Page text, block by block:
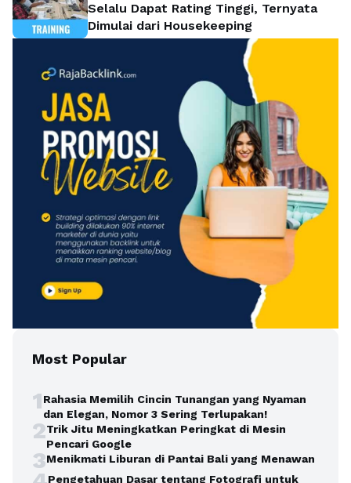
Selalu Dapat Rating Tinggi, Ternyata
Dimulai dari Housekeeping
Most Popular
1Rahasia Memilih Cincin Tunangan yang Nyaman
dan Elegan, Nomor 3 Sering Terlupakan!
2Trik Jitu Meningkatkan Peringkat di Mesin
Pencari Google
3Menikmati Liburan di Pantai Bali yang Menawan
Pengetahuan Dasar tentang Fotografi untuk